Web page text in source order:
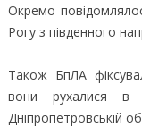
Окремо
Рогу з південного
Також БпЛА
вони рухалися в
Дніпропетровській